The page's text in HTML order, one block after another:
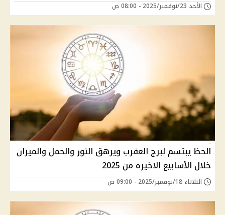
الأحد 23/نوفمبر/2025 - 08:00 ص
الحظ يبتسم لبرج العقرب ويرهق الثور والحمل والميزان
خلال الأسابيع الاخيره من 2025
الثلاثاء 18/نوفمبر/2025 - 09:00 ص